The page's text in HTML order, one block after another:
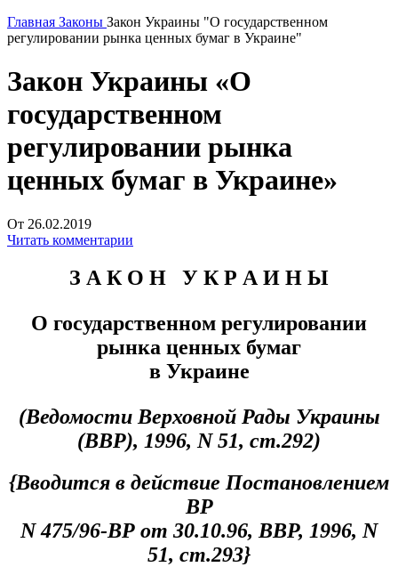
Главная Законы Закон Украины "О государственном
регулировании рынка ценных бумаг в Украине"
Закон Украины «О
государственном
регулировании рынка
ценных бумаг в Украине»
От 26.02.2019
Читать комментарии
З А К О Н У К Р А И Н Ы
О государственном регулировании
рынка ценных бумаг
в Украине
(Ведомости Верховной Рады Украины
(ВВР), 1996, N 51, ст.292)
{Вводится в действие Постановлением
ВР
N 475/96-ВР от 30.10.96, ВВР, 1996, N
51, ст.293}